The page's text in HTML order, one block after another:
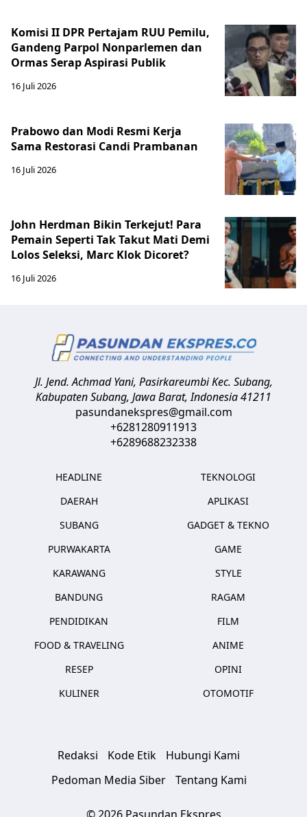
Komisi II DPR Pertajam RUU Pemilu,
Gandeng Parpol Nonparlemen dan
Ormas Serap Aspirasi Publik
16 Juli 2026
Prabowo dan Modi Resmi Kerja
Sama Restorasi Candi Prambanan
16 Juli 2026
John Herdman Bikin Terkejut! Para
Pemain Seperti Tak Takut Mati Demi
Lolos Seleksi, Marc Klok Dicoret?
16 Juli 2026
Jl. Jend. Achmad Yani, Pasirkareumbi Kec. Subang,
Kabupaten Subang, Jawa Barat,Indonesia41211
pasundanekspres@gmail.com
+6281280911913
+6289688232338
HEADLINE
DAERAH
SUBANG
PURWAKARTA
KARAWANG
BANDUNG
PENDIDIKAN
FOOD & TRAVELING
RESEP
KULINER
TEKNOLOGI
APLIKASI
GADGET & TEKNO
GAME
STYLE
RAGAM
FILM
ANIME
OPINI
OTOMOTIF
Redaksi Kode Etik
Hubungi Kami
Pedoman Media Siber
Tentang Kami